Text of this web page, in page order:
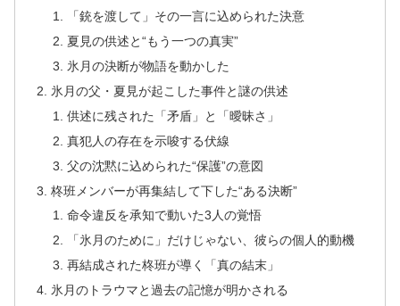
「銃を渡して」その一言に込められた決意
夏見の供述と“もう一つの真実”
氷月の決断が物語を動かした
氷月の父・夏見が起こした事件と謎の供述
供述に残された「矛盾」と「曖昧さ」
真犯人の存在を示唆する伏線
父の沈黙に込められた“保護”の意図
柊班メンバーが再集結して下した“ある決断”
命令違反を承知で動いた3人の覚悟
「氷月のために」だけじゃない、彼らの個人的動機
再結成された柊班が導く「真の結末」
氷月のトラウマと過去の記憶が明かされる